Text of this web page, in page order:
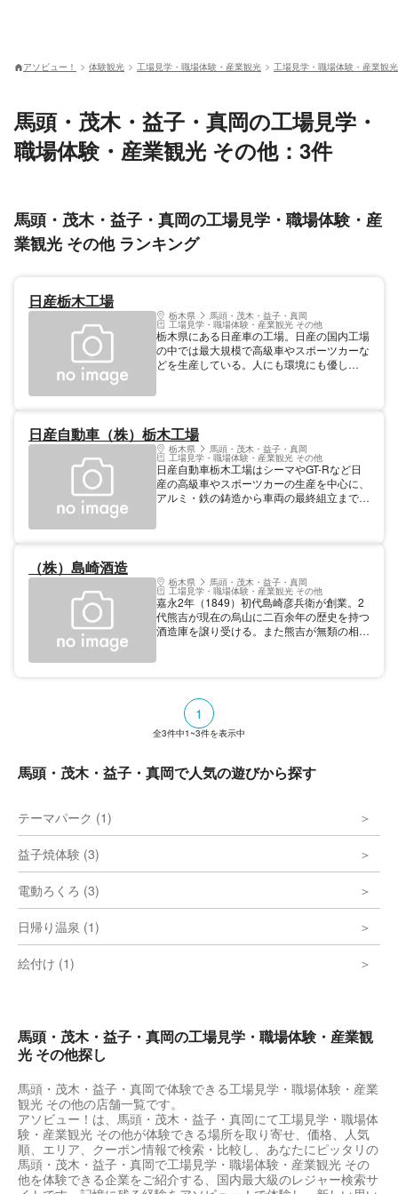
アソビュー！ 体験観光 工場見学・職場体験・産業観光 工場見学・職場体験・産業観
馬頭・茂木・益子・真岡の工場見学・
職場体験・産業観光 その他：3件
馬頭・茂木・益子・真岡の工場見学・職場体験・産
業観光 その他 ランキング
日産栃木工場
栃木県 馬頭・茂木・益子・真岡
工場見学・職場体験・産業観光 その他
栃木県にある日産車の工場。日産の国内工場
の中では最大規模で高級車やスポーツカーな
どを生産している。人にも環境にも優し
学も受け入れており、スタッフが工場の様子
や製造の工程・工夫、「日産アリア」の最新
技術まで詳しく説明してくれるため、楽しく
学ぶことができる。※オンラインでの見学も
あり
日産自動車（株）栃木工場
栃木県 馬頭・茂木・益子・真岡
工場見学・職場体験・産業観光 その他
日産自動車栃木工場はシーマやGT-Rなど日
産の高級車やスポーツカーの生産を中心に、
アルミ・鉄の鋳造から車両の最終組立までを
工場見学
（株）島崎酒造
栃木県 馬頭・茂木・益子・真岡
工場見学・職場体験・産業観光 その他
嘉永2年（1849）初代島崎彦兵衛が創業。2
代熊吉が現在の烏山に二百余年の歴史を持つ
酒造庫を譲り受ける。また熊吉が無類の相撲
1
全3件中1~3件を表示中
馬頭・茂木・益子・真岡で人気の遊びから探す
テーマパーク (1)
益子焼体験 (3)
電動ろくろ (3)
日帰り温泉 (1)
絵付け (1)
馬頭・茂木・益子・真岡の工場見学・職場体験・産業観
光 その他探し
馬頭・茂木・益子・真岡で体験できる工場見学・職場体験・産業
観光 その他の店舗一覧です。
アソビュー！は、馬頭・茂木・益子・真岡にて工場見学・職場体
験・産業観光 その他が体験できる場所を取り寄せ、価格、人気
順、エリア、クーポン情報で検索・比較し、あなたにピッタリの
馬頭・茂木・益子・真岡で工場見学・職場体験・産業観光 その
他を体験できる企業をご紹介する、国内最大級のレジャー検索サ